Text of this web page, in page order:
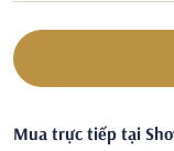
Mua trực tiếp tại